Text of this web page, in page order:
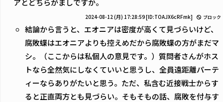
2024-08-12 (月) 17:28:59[ID:TOAJX6cRFmk] ブロック
結論から言うと、エオニアは密度が高くて見づらいけど、
腐敗蝶はエオニアよりも控えめだから腐敗蝶の方がまだマ
シ。（ここからは私個人の意見です。）質問者さんがホス
トなら全然気にしなくていいと思うし、全員遠距離パーテ
ィーならありがたいと思う。ただ、私含む近接戦士からす
ると正直両方とも見づらい。そもそもの話、腐敗を付与す